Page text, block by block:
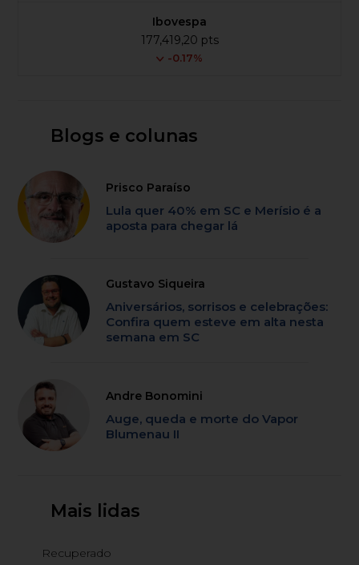
Ibovespa
177,419,20 pts
-0.17%
Blogs e colunas
Prisco Paraíso
Lula quer 40% em SC e Merísio é a
aposta para chegar lá
Gustavo Siqueira
Aniversários, sorrisos e celebrações:
Confira quem esteve em alta nesta
semana em SC
Andre Bonomini
Auge, queda e morte do Vapor
Blumenau II
Mais lidas
Recuperado